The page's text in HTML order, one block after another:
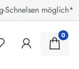
Schnelsen möglich*
0